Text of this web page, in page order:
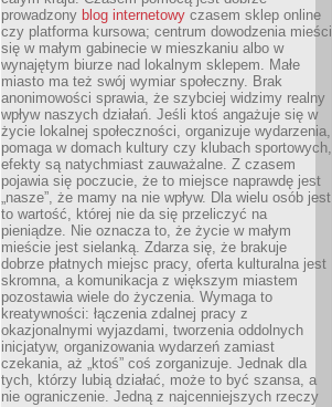
prowadzony blog internetowy czasem sklep online
czy platforma kursowa; centrum dowodzenia mieści
się w małym gabinecie w mieszkaniu albo w
wynajętym biurze nad lokalnym sklepem. Małe
miasto ma też swój wymiar społeczny. Brak
anonimowości sprawia, że szybciej widzimy realny
wpływ naszych działań. Jeśli ktoś angażuje się w
życie lokalnej społeczności, organizuje wydarzenia,
pomaga w domach kultury czy klubach sportowych,
efekty są natychmiast zauważalne. Z czasem
pojawia się poczucie, że to miejsce naprawdę jest
„nasze”, że mamy na nie wpływ. Dla wielu osób jest
to wartość, której nie da się przeliczyć na
pieniądze. Nie oznacza to, że życie w małym
mieście jest sielanką. Zdarza się, że brakuje
dobrze płatnych miejsc pracy, oferta kulturalna jest
skromna, a komunikacja z większym miastem
pozostawia wiele do życzenia. Wymaga to
kreatywności: łączenia zdalnej pracy z
okazjonalnymi wyjazdami, tworzenia oddolnych
inicjatyw, organizowania wydarzeń zamiast
czekania, aż „ktoś” coś zorganizuje. Jednak dla
tych, którzy lubią działać, może to być szansa, a
nie ograniczenie. Jedną z najcenniejszych rzeczy